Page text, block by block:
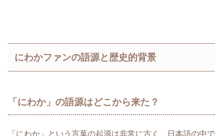
にわかファンの語源と歴史的背景
「にわか」の語源はどこから来た？
「にわか」という言葉の起源は非常に古く、日本語の中で